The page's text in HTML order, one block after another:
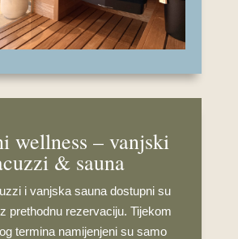
wellness – vanjski
& sauna
i vanjska sauna dostupni su
prethodnu rezervaciju. Tijekom
termina namijenjeni su samo